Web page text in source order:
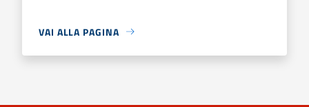
VAI ALLA PAGINA